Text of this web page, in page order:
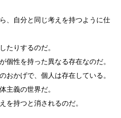
、自分と同じ考えを持つように仕
たりするのだ。
個性を持った異なる存在なのだ。
おかげで、個人は存在している。
主義の世界だ。
を持つと消されるのだ。